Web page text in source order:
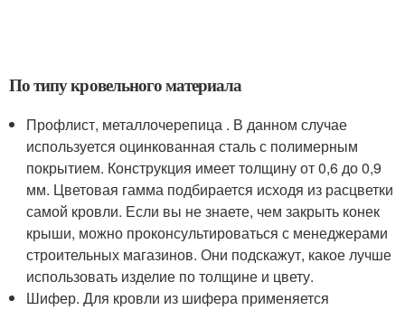
По типу кровельного материала
Профлист, металлочерепица . В данном случае
используется оцинкованная сталь с полимерным
покрытием. Конструкция имеет толщину от 0,6 до 0,9
мм. Цветовая гамма подбирается исходя из расцветки
самой кровли. Если вы не знаете, чем закрыть конек
крыши, можно проконсультироваться с менеджерами
строительных магазинов. Они подскажут, какое лучше
использовать изделие по толщине и цвету.
Шифер. Для кровли из шифера применяется